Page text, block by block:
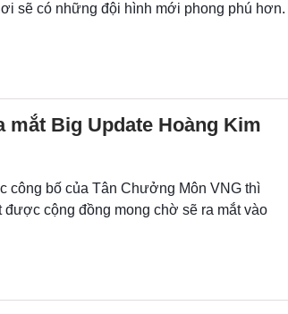
sẽ có những đội hình mới phong phú hơn.
mắt Big Update Hoàng Kim
công bố của Tân Chưởng Môn VNG thì
cộng đồng mong chờ sẽ ra mắt vào